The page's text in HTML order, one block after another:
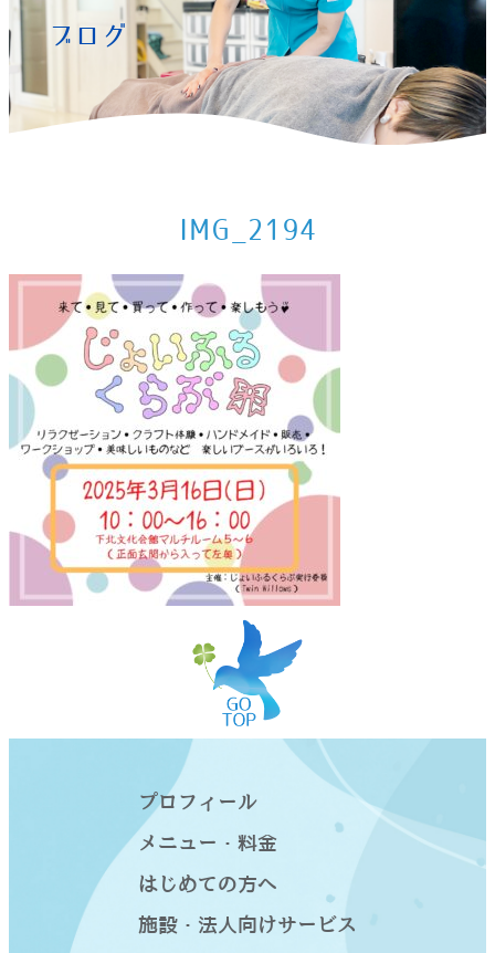
ブログ
IMG_2194
プロフィール
メニュー・料金
はじめての方へ
施設・法人向けサービス